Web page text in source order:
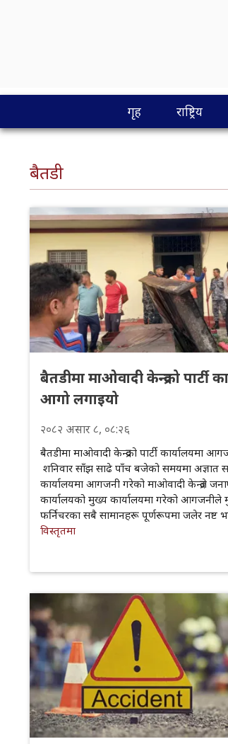
गृह राष्ट्रिय
बैतडी
बैतडीमा माओवादी केन्द्रको पार्टी
आगो लगाइयो
२०८२ असार८, ०८:२६
बैतडीमा माओवादी केन्द्रको पार्टी कार्यालयमा
शनिवार साँझ साढे पाँच बजेको समयमा अज्ञात
कार्यालयमा आगजनी गरेको माओवादी केन्द्रले
कार्यालयको मुख्य कार्यालयमा गरेको
फर्निचरका सबै सामानहरू पूर्णरूपमा जलेर नष्ट
विस्तृतमा